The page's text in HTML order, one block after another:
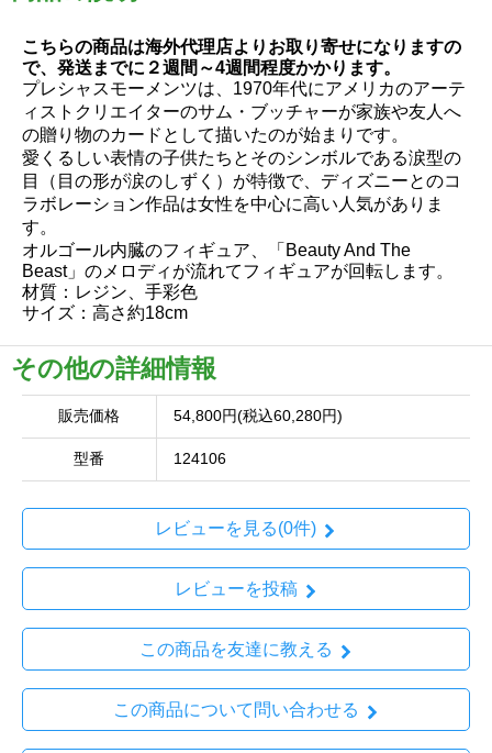
こちらの商品は海外代理店よりお取り寄せになりますの
で、発送までに２週間～4週間程度かかります。
プレシャスモーメンツは、1970年代にアメリカのアーテ
ィストクリエイターのサム・ブッチャーが家族や友人へ
の贈り物のカードとして描いたのが始まりです。
愛くるしい表情の子供たちとそのシンボルである涙型の
目（目の形が涙のしずく）が特徴で、ディズニーとのコ
ラボレーション作品は女性を中心に高い人気がありま
す。
オルゴール内臓のフィギュア、「Beauty And The
Beast」のメロディが流れてフィギュアが回転します。
材質：レジン、手彩色
サイズ：高さ約18cm
その他の詳細情報
販売価格 54,800円(税込60,280円)
型番 124106
レビューを見る(0件)
レビューを投稿
この商品を友達に教える
この商品について問い合わせる